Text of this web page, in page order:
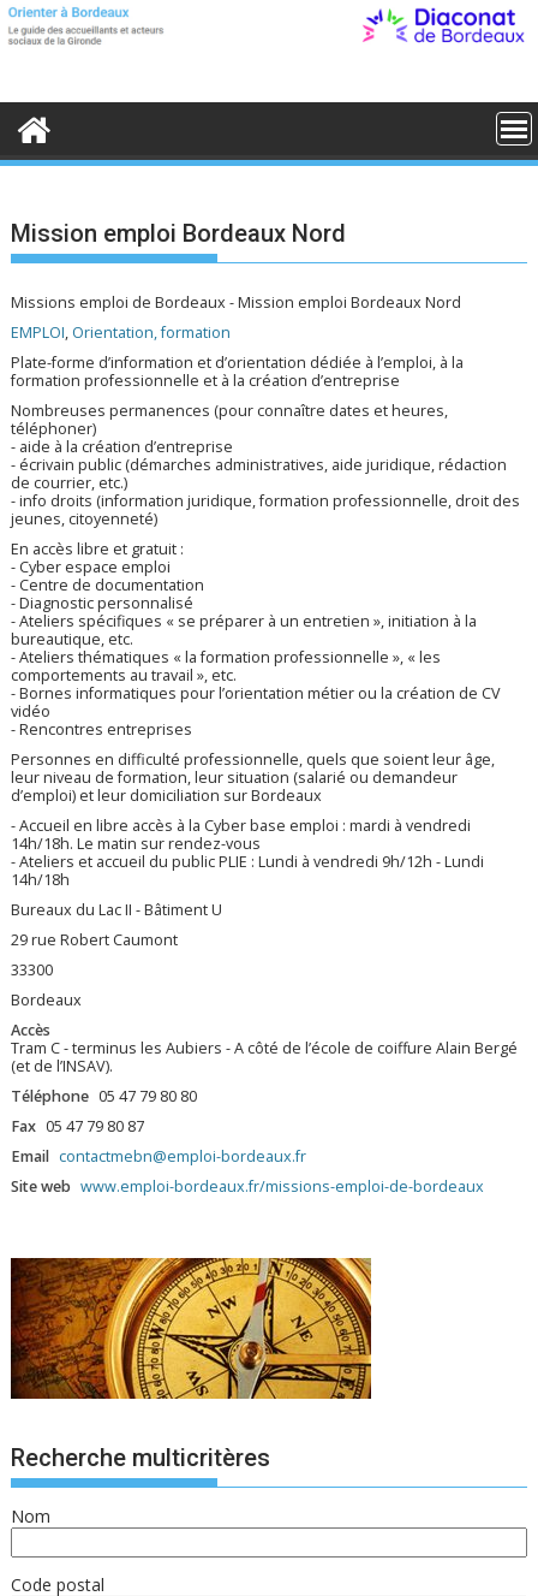
S
t
o
Mission emploi Bordeaux Nord
Missions emploi de Bordeaux - Mission emploi Bordeaux Nord
EMPLOI, Orientation, formation
Plate-forme d’information et d’orientation dédiée à l’emploi, à la
formation professionnelle et à la création d’entreprise
Nombreuses permanences (pour connaître dates et heures,
téléphoner)
- aide à la création d’entreprise
- écrivain public (démarches administratives, aide juridique, rédaction
de courrier, etc.)
- info droits (information juridique, formation professionnelle, droit des
jeunes, citoyenneté)
En accès libre et gratuit :
- Cyber espace emploi
- Centre de documentation
- Diagnostic personnalisé
- Ateliers spécifiques « se préparer à un entretien », initiation à la
bureautique, etc.
- Ateliers thématiques « la formation professionnelle », « les
comportements au travail », etc.
- Bornes informatiques pour l’orientation métier ou la création de CV
vidéo
- Rencontres entreprises
Personnes en difficulté professionnelle, quels que soient leur âge,
leur niveau de formation, leur situation (salarié ou demandeur
d’emploi) et leur domiciliation sur Bordeaux
- Accueil en libre accès à la Cyber base emploi : mardi à vendredi
14h/18h. Le matin sur rendez-vous
- Ateliers et accueil du public PLIE : Lundi à vendredi 9h/12h - Lundi
14h/18h
Bureaux du Lac II - Bâtiment U
29 rue Robert Caumont
33300
Bordeaux
Accès
Tram C - terminus les Aubiers - A côté de l’école de coiffure Alain Bergé
(et de l’INSAV).
Téléphone 05 47 79 80 80
Fax 05 47 79 80 87
Email contactmebn@emploi-bordeaux.fr
Site web www.emploi-bordeaux.fr/missions-emploi-de-bordeaux
Recherche multicritères
Nom
Code postal